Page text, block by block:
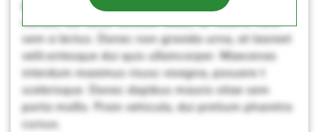
porta mollis. Proin vehicula, dui pretium pharetra
sem a lectus. Donec non gravida urna, at laoreet
velit.entesque dui quis ullamcorper. Maecenas
interdum maximus risusc vivagna, posuere t
scelerisque. Donec dapibus mauris vitae sem
porta mollis. Proin vehicula, dui pretium pharetra
cursus.